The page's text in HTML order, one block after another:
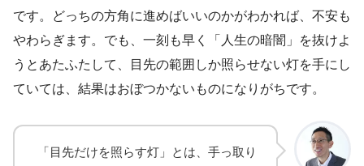
です。どっちの方角に進めばいいのかがわかれば、不安も
やわらぎます。でも、一刻も早く「人生の暗闇」を抜けよ
うとあたふたして、目先の範囲しか照らせない灯を手にし
ていては、結果はおぼつかないものになりがちです。
「目先だけを照らす灯」とは、手っ取り